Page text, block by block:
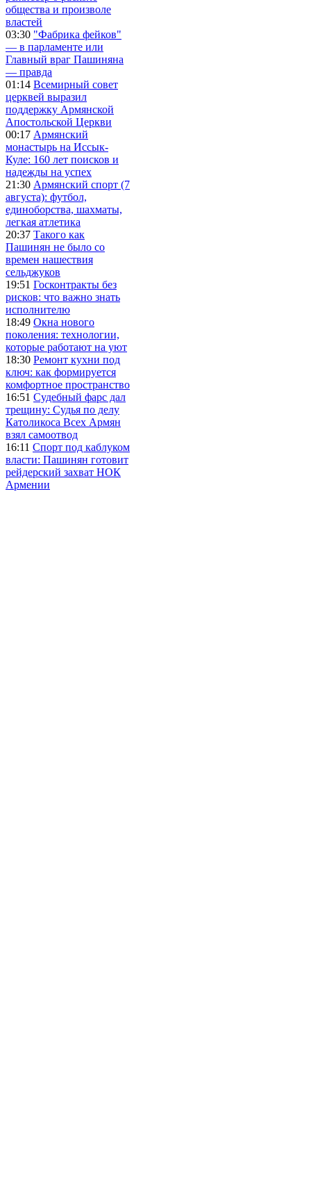
общества и произволе
властей
03:30 "Фабрика фейков"
— в парламенте или
Главный враг Пашиняна
— правда
01:14 Всемирный совет
церквей выразил
поддержку Армянской
Апостольской Церкви
00:17 Армянский
монастырь на Иссык-
Куле: 160 лет поисков и
надежды на успех
21:30 Армянский спорт (7
августа): футбол,
единоборства, шахматы,
легкая атлетика
20:37 Такого как
Пашинян не было со
времен нашествия
сельджуков
19:51 Госконтракты без
рисков: что важно знать
исполнителю
18:49 Окна нового
поколения: технологии,
которые работают на уют
18:30 Ремонт кухни под
ключ: как формируется
комфортное пространство
16:51 Судебный фарс дал
трещину: Судья по делу
Католикоса Всех Армян
взял самоотвод
16:11 Спорт под каблуком
власти: Пашинян готовит
рейдерский захват НОК
Армении